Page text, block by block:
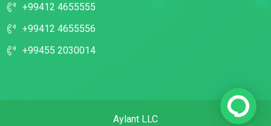
+99412 4655555
+99412 4655556
+99455 2030014
Aylant LLC